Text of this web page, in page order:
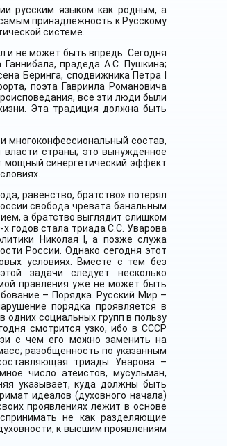
русским языком как родным, а
принадлежность к Русскому
системе.
и не может быть впредь. Сегодня
прадеда А.С. Пушкина;
Беринга, сподвижника Петра I
поэта Гавриила Романовича
все эти люди были
Эта традиция должна быть
многоконфессиональный состав,
власти страны; это вынужденное
мощный синергетический эффект
равенство, братство» потерял
свобода чревата банальным
а братство выглядит слишком
годов стала триада С.С. Уварова
Николая I, а позже служа
России. Однако сегодня этот
условиях. Вместе с тем без
задачи следует несколько
правления уже не может быть
– Порядка. Русский Мир –
порядка проявляется в
социальных групп в пользу
смотрится узко, ибо в СССР
с чем его можно заменить на
разобщенность по указанным
триады Уварова –
число атеистов, мусульман,
указывает, куда должны быть
идеалов (духовного начала)
проявлениях лежит в основе
не как разделяющие
к высшим проявлениям